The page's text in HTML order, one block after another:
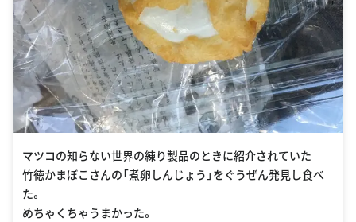
マツコの知らない世界の練り製品のときに紹介されていた
竹徳かまぼこさんの「煮卵しんじょう」をぐうぜん発見し食べ
た。
めちゃくちゃうまかった。